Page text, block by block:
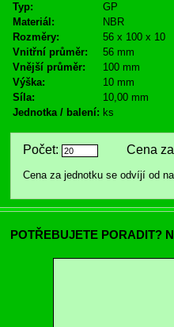
Typ:
GP
Materiál:
NBR
Rozměry:
56 x 100 x 10
Vnitřní průměr:
56 mm
Vnější průměr:
100 mm
Výška:
10 mm
Síla:
10,00 mm
Jednotka / balení: ks
Počet: Cena za
Cena za jednotku se odvíjí od
POTŘEBUJETE PORADIT?